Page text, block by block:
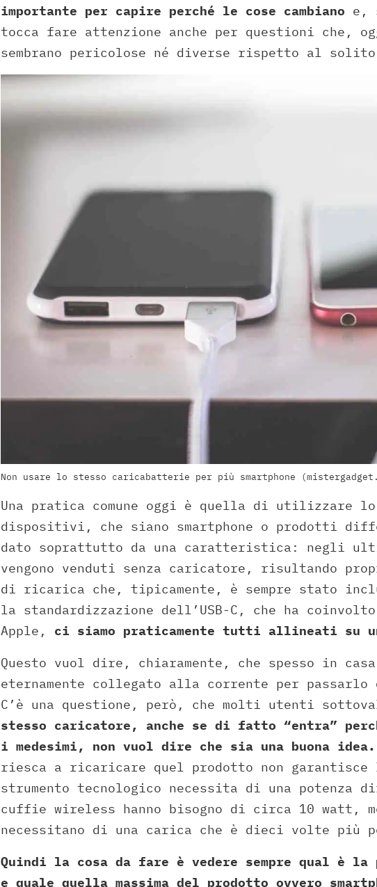
importante per capire perché le cose cambiano e,
tocca fare attenzione anche per questioni che,
sembrano pericolose né diverse rispetto al
Non usare lo stesso caricabatterie per più smartphone
Una pratica comune oggi è quella di utilizzare
dispositivi, che siano smartphone o prodotti
dato soprattutto da una caratteristica: negli
vengono venduti senza caricatore, risultando
di ricarica che, tipicamente, è sempre stato
la standardizzazione dell’USB-C, che ha
Apple, ci siamo praticamente tutti allineati su un
Questo vuol dire, chiaramente, che spesso in
eternamente collegato alla corrente per
C’è una questione, però, che molti utenti
stesso caricatore, anche se di fatto “entra”
i medesimi, non vuol dire che sia una buona idea.
riesca a ricaricare quel prodotto non garantisce
strumento tecnologico necessita di una potenza
cuffie wireless hanno bisogno di circa 10 watt,
necessitano di una carica che è dieci volte più
Quindi la cosa da fare è vedere sempre qual è
e quale quella massima del prodotto ovvero